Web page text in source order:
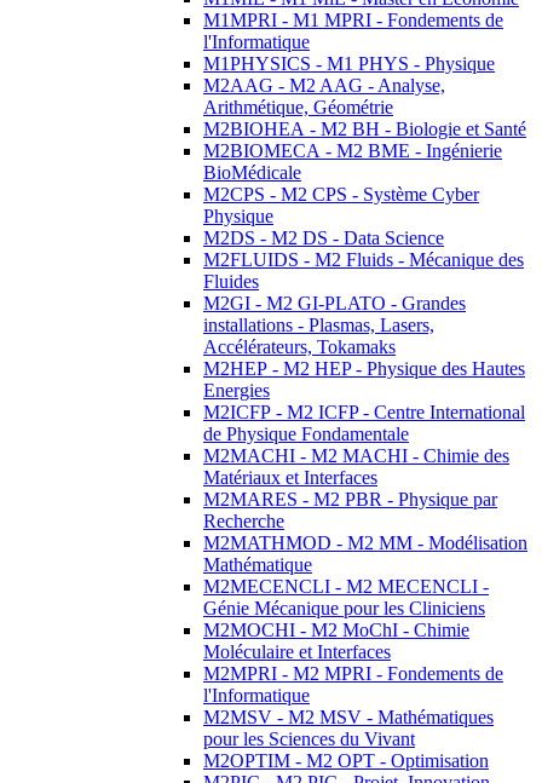
M1MPRI - M1 MPRI - Fondements de
l'Informatique
M1PHYSICS - M1 PHYS - Physique
M2AAG - M2 AAG - Analyse,
Arithmétique, Géométrie
M2BIOHEA - M2 BH - Biologie et Santé
M2BIOMECA - M2 BME - Ingénierie
BioMédicale
M2CPS - M2 CPS - Système Cyber
Physique
M2DS - M2 DS - Data Science
M2FLUIDS - M2 Fluids - Mécanique des
Fluides
M2GI - M2 GI-PLATO - Grandes
installations - Plasmas, Lasers,
Accélérateurs, Tokamaks
M2HEP - M2 HEP - Physique des Hautes
Energies
M2ICFP - M2 ICFP - Centre International
de Physique Fondamentale
M2MACHI - M2 MACHI - Chimie des
Matériaux et Interfaces
M2MARES - M2 PBR - Physique par
Recherche
M2MATHMOD - M2 MM - Modélisation
Mathématique
M2MECENCLI - M2 MECENCLI -
Génie Mécanique pour les Cliniciens
M2MOCHI - M2 MoChI - Chimie
Moléculaire et Interfaces
M2MPRI - M2 MPRI - Fondements de
l'Informatique
M2MSV - M2 MSV - Mathématiques
pour les Sciences du Vivant
M2OPTIM - M2 OPT - Optimisation